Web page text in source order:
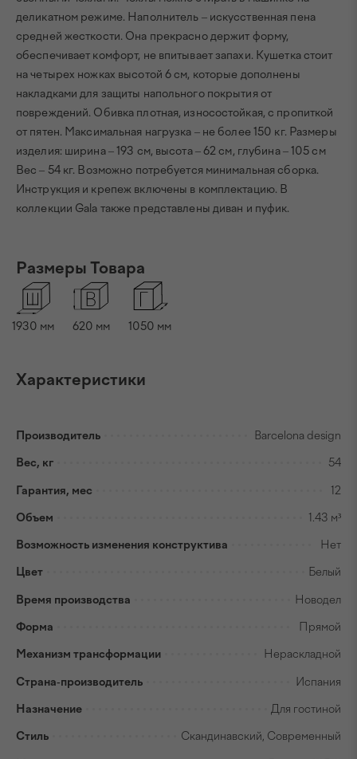
деликатном режиме. Наполнитель – искусственная пена
средней жесткости. Она прекрасно держит форму,
обеспечивает комфорт, не впитывает запахи. Кушетка стоит
на четырех ножках высотой 6 см, которые дополнены
накладками для защиты напольного покрытия от
повреждений. Обивка плотная, износостойкая, с пропиткой
от пятен. Максимальная нагрузка – не более 150 кг. Размеры
изделия: ширина – 193 см, высота – 62 см, глубина – 105 см
Вес – 54 кг. Возможно потребуется минимальная сборка.
Инструкция и крепеж включены в комплектацию. В
коллекции Gala также представлены диван и пуфик.
Размеры Товара
1930 мм 620 мм 1050 мм
Характеристики
Производитель Barcelona design
Вес, кг 54
Гарантия, мес 12
Объем 1.43 м³
Возможность изменения конструктива Нет
Цвет Белый
Время производства Новодел
Форма Прямой
Механизм трансформации Нераскладной
Страна-производитель Испания
Назначение Для гостиной
Стиль Скандинавский, Современный